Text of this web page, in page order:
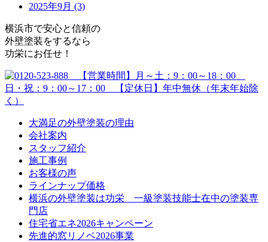
2025年9月 (3)
横浜市で安心と信頼の
外壁塗装をするなら
功栄にお任せ！
大満足の外壁塗装の理由
会社案内
スタッフ紹介
施工事例
お客様の声
ラインナップ価格
横浜の外壁塗装は功栄 一級塗装技能士在中の塗装専
門店
住宅省エネ2026キャンペーン
先進的窓リノベ2026事業